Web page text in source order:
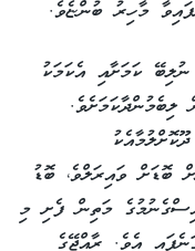
ކަމަށާއި އެކަމަކު
ދޫކޮށްލުމާއެކު
ބޮޑަށް ވައިރަލްވެ، ބޮޑު
މަތިން ފެށި މި
އެވެ. ރާއްޖޭގެ